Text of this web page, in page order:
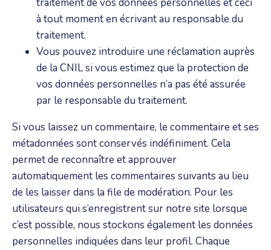
à tout moment en écrivant au responsable du
traitement.
Vous pouvez introduire une réclamation auprès
de la CNIL si vous estimez que la protection de
vos données personnelles n’a pas été assurée
par le responsable du traitement.
Si vous laissez un commentaire, le commentaire et ses
métadonnées sont conservés indéfiniment. Cela
permet de reconnaître et approuver
automatiquement les commentaires suivants au lieu
de les laisser dans la file de modération. Pour les
utilisateurs qui s’enregistrent sur notre site lorsque
c’est possible, nous stockons également les données
personnelles indiquées dans leur profil. Chaque